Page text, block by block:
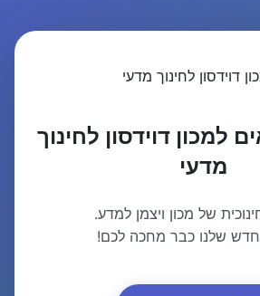
למכון דוידסון לחינוך
מדעי
של מכון ויצמן למדע.
שלנו כבר מחכה לכם!